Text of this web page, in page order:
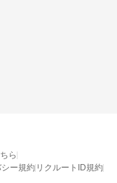
詳細案内を
ます
ら
ー規約 リクルートID規約